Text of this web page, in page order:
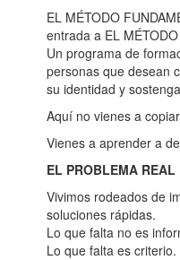
EL MÉTODO
entrada a EL
Un programa de
personas que desean
su identidad y
Aquí no vienes a
Vienes a aprender a
EL PROBLEMA REAL
Vivimos rodeados de
soluciones rápidas.
Lo que falta no es
Lo que falta es criterio.